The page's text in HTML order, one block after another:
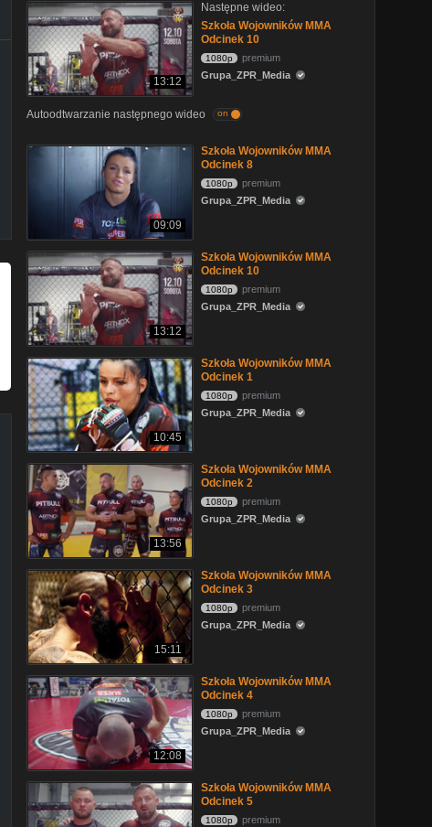
13:12
Następne wideo:
Szkoła Wojowników MMA
Odcinek 10
1080p
premium
Grupa_ZPR_Media
Autoodtwarzanie następnego wideo on
09:09
Szkoła Wojowników MMA
Odcinek 8
1080p
premium
Grupa_ZPR_Media
13:12
Szkoła Wojowników MMA
Odcinek 10
1080p
premium
Grupa_ZPR_Media
10:45
Szkoła Wojowników MMA
Odcinek 1
1080p
premium
Grupa_ZPR_Media
13:56
Szkoła Wojowników MMA
Odcinek 2
1080p
premium
Grupa_ZPR_Media
15:11
Szkoła Wojowników MMA
Odcinek 3
1080p
premium
Grupa_ZPR_Media
12:08
Szkoła Wojowników MMA
Odcinek 4
1080p
premium
Grupa_ZPR_Media
Szkoła Wojowników MMA
Odcinek 5
1080p
premium